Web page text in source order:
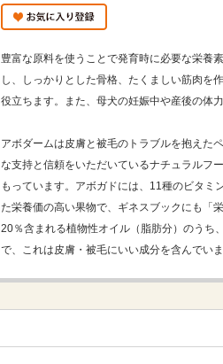
豊富な原料を使うことで発育時に必要な栄養
し、しっかりとした骨格、たくましい筋肉を
役立ちます。また、母犬の妊娠中や産後の体
アボダームは皮膚と被毛のトラブルを抱えた
な支持と信頼をいただいているナチュラルフ
もっています。アボガドには、11種のビタミ
た栄養価の高い果物で、ギネスブックにも「
20％含まれる植物性オイル（脂肪分）のうち
で、これは皮膚・被毛にいい成分を含んでいま